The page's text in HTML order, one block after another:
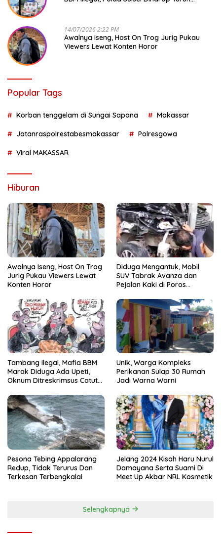
14/07/2026 2:22 PM
Awalnya Iseng, Host On Trog Jurig Pukau
Viewers Lewat Konten Horor
Popular Tags
Korban tenggelam di Sungai Sapana Makassar
Jatanraspolrestabesmakassar Polresgowa
Viral MAKASSAR
Hiburan
Awalnya Iseng, Host On Trog
Jurig Pukau Viewers Lewat
Konten Horor
Diduga Mengantuk, Mobil
SUV Tabrak Avanza dan
Pejalan Kaki di Poros
Tambang Ilegal, Mafia BBM
Marak Diduga Ada Upeti,
Oknum Ditreskrimsus Catut
Unik, Warga Kompleks
Perikanan Sulap 30 Rumah
Jadi Warna Warni
Pesona Tebing Appalarang
Redup, Tidak Terurus Dan
Terkesan Terbengkalai
Jelang 2024 Kisah Haru Nurul
Damayana Serta Suami Di
Meet Up Akbar NRL Kosmetik
Selengkapnya